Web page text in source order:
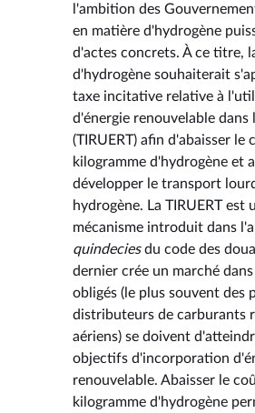
l'ambition des
en matière d'hydrogène
d'actes concrets. À ce titre,
d'hydrogène souhaiterait
taxe incitative relative à
d'énergie renouvelable
(TIRUERT) afin d'abaisser le
kilogramme d'hydrogène et
développer le transport
hydrogène. La TIRUERT est
mécanisme introduit dans
quindeciesdu code des
dernier crée un marché
obligés (le plus souvent des
distributeurs de carburants
aériens) se doivent
objectifs d'incorporation
renouvelable. Abaisser le
kilogramme d'hydrogène